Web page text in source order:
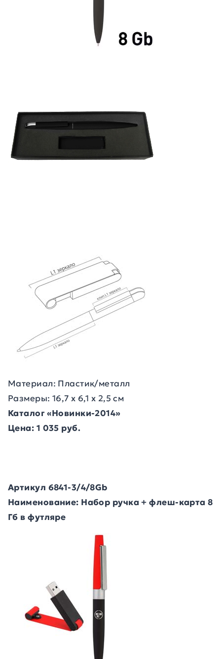
Материал: Пластик/металл
Размеры: 16,7 x 6,1 x 2,5 см
Каталог «Новинки-2014»
Цена: 1 035 руб.
Артикул 6841-3/4/8Gb
Наименование: Набор ручка + флеш-карта 8
Гб в футляре